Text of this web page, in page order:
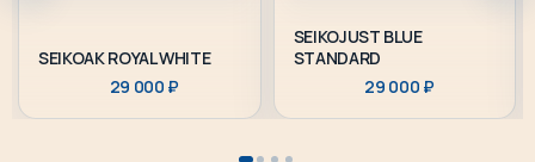
SEIKOAK ROYAL WHITE
29 000 ₽
SEIKOJUST BLUE
STANDARD
29 000 ₽